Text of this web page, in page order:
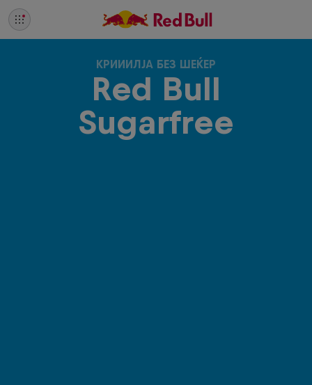
Red Bull
Sugarfree
КРИИИЛЈА БЕЗ ШЕЌЕР